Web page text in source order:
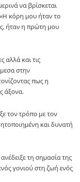
να βρίσκεται
κόρη μου ήταν το
ήταν η πρώτη μου
αλλά και τις
στην
πως η
άξονα.
τον τρόπο με τον
και δυνατή
τη σημασία της
γονιού στη ζωή ενός